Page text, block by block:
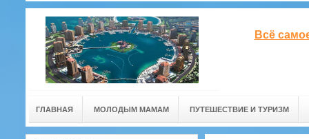
Всё
ГЛАВНАЯ МОЛОДЫМ МАМАМ ПУТЕШЕСТВИЕ И ТУРИЗМ